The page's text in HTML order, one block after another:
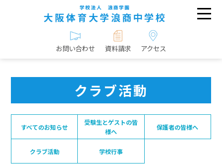
お問い合わせ 資料請求 アクセス
クラブ活動
すべてのお知らせ
受験生とゲストの皆
様へ
保護者の皆様へ
クラブ活動 学校行事